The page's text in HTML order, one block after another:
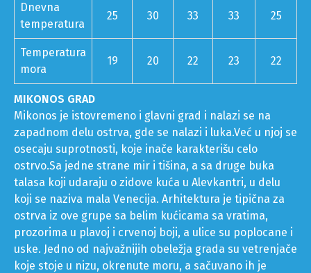
temperatura
u °C
MAJ JUN JUL AVG SEP
Dnevna
temperatura
25 30 33 33 25
Temperatura
mora
20 23
MIKONOS GRAD
Mikonos je istovremeno i glavni grad i nalazi se na
zapadnom delu ostrva, gde se nalazi i luka.Već u njoj se
osecaju suprotnosti, koje inače karakterišu celo
ostrvo.Sa jedne strane mir i tišina, a sa druge buka
talasa koji udaraju o zidove kuća u Alevkantri, u delu
koji se naziva mala Venecija. Arhitektura je tipična za
ostrva iz ove grupe sa belim kućicama sa vratima,